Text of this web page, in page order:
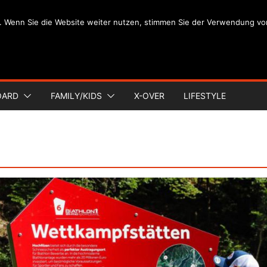
FAMILY/KIDS X-OVER LIFESTYLE
Sie die Website weiter nutzen, stimmen Sie der Verwendung